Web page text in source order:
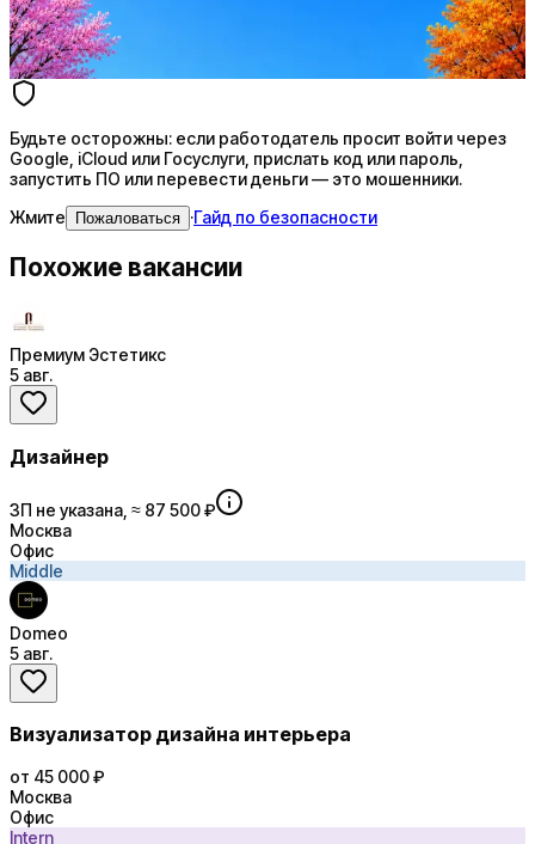
Будьте осторожны: если работодатель просит войти через
Google, iCloud или Госуслуги, прислать код или пароль,
запустить ПО или перевести деньги — это мошенники.
Жмите
Пожаловаться ·Гайд по безопасности
Похожие вакансии
Премиум Эстетикс
5 авг.
Дизайнер
ЗП не указана, ≈ 87 500 ₽
Москва
Офис
Middle
Domeo
5 авг.
Визуализатор дизайна интерьера
от 45 000 ₽
Москва
Офис
Intern